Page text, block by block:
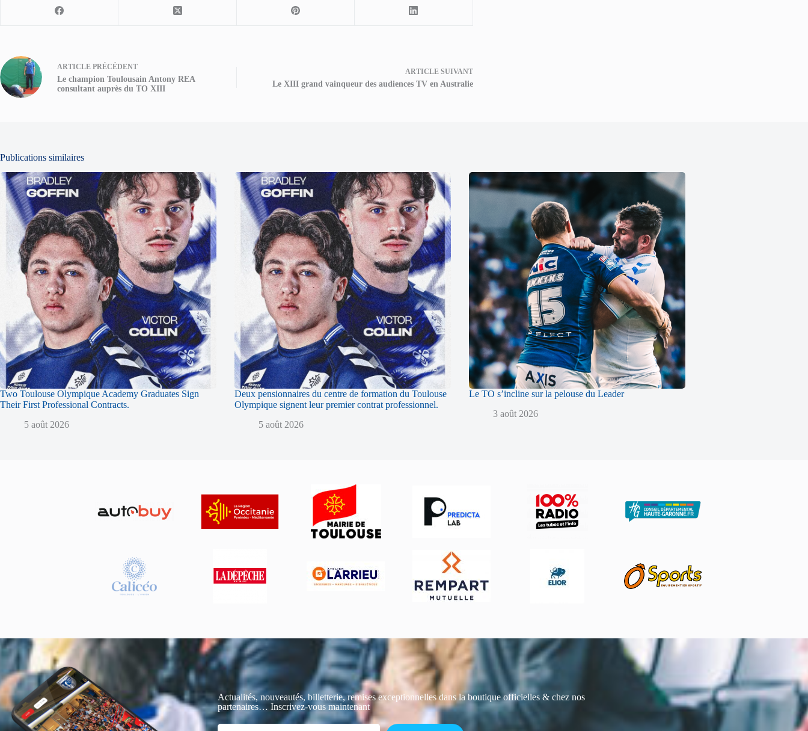
ARTICLE PRÉCÉDENT
Le champion Toulousain Antony REA
consultant auprès du TO XIII
ARTICLESUIVANT
Le XIII grand vainqueur des audiences TV en Australie
Publications similaires
Two Toulouse Olympique Academy Graduates Sign
Their First Professional Contracts.
5 août 2026
Deux pensionnaires du centre de formation du Toulouse
Olympique signent leur premier contrat professionnel.
5 août 2026
Le TO s’incline sur la pelouse du Leader
3 août 2026
Actualités, nouveautés, billetterie, remises exceptionnelles dans la boutique officielles & chez nos
partenaires… Inscrivez-vous maintenant